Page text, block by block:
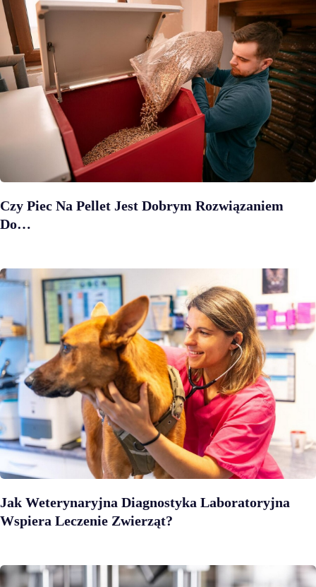
Czy Piec Na Pellet Jest Dobrym Rozwiązaniem
Do…
Jak Weterynaryjna Diagnostyka Laboratoryjna
Wspiera Leczenie Zwierząt?